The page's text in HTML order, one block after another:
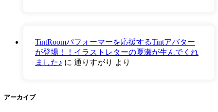
TintRoomパフォーマーを応援するTintアバター
が登場！！イラストレターの夏瀬が生んでくれ
ました♪ に 通りすがり より
アーカイブ